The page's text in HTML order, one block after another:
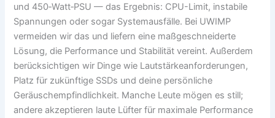
und 450‑Watt‑PSU — das Ergebnis: CPU-Limit, instabile
Spannungen oder sogar Systemausfälle. Bei UWIMP
vermeiden wir das und liefern eine maßgeschneiderte
Lösung, die Performance und Stabilität vereint. Außerdem
berücksichtigen wir Dinge wie Lautstärkeanforderungen,
Platz für zukünftige SSDs und deine persönliche
Geräuschempfindlichkeit. Manche Leute mögen es still;
andere akzeptieren laute Lüfter für maximale Performance